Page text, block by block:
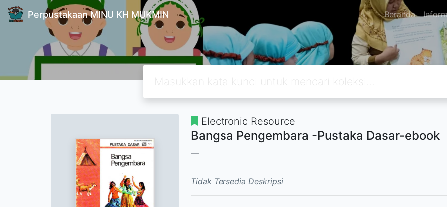
Perpustakaan MINU KH MUKMIN Beranda
Electronic Resource
Bangsa Pengembara -Pustaka Dasar-ebook
Tidak Tersedia Deskripsi